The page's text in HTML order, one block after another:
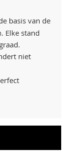
basis van de
Elke stand
niet